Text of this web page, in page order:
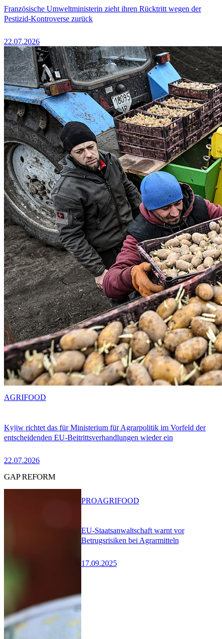
Französische Umweltministerin zieht ihren Rücktritt wegen der
Pestizid-Kontroverse zurück
22.07.2026
Kyjiw richtet das für Ministerium für Agrarpolitik im Vorfeld der
entscheidenden EU-Beitrittsverhandlungen wieder ein
22.07.2026
AGRIFOOD
GAP REFORM
EU-Staatsanwaltschaft warnt vor
Betrugsrisiken bei Agrarmitteln
17.09.2025
PROAGRIFOOD